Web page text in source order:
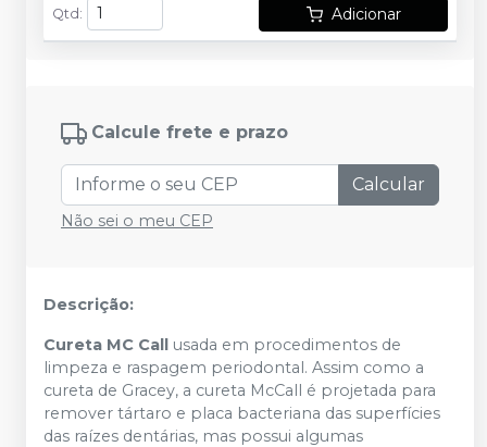
Qtd : Adicionar
Calcule frete e prazo
Calcular
Não sei o meu CEP
Descrição:
Cureta MC Call usada em procedimentos de
limpeza e raspagem periodontal. Assim como a
cureta de Gracey, a cureta McCall é projetada para
remover tártaro e placa bacteriana das superfícies
das raízes dentárias, mas possui algumas